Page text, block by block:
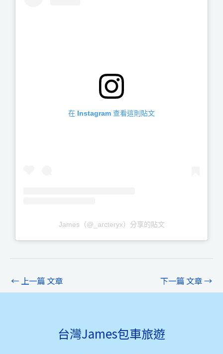
在 Instagram 查看這則貼文
James（@_arcteryx）分享的貼文
← 上一篇 文章 下一篇 文章→
台灣James包車旅遊